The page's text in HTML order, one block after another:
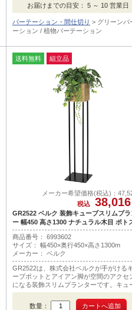
お届けまでの目安： 5 ～ 10 営業日
パーテーション・間仕切り
グリーンパ
ーション / 植物パーテーション
送料無料 組立品
メーカー希望価格(税込)：
税込
38,016
GR2522 ベルク 装飾キューブスリムプラ
ー 幅450 高さ1300 ナチュラル木目 ポト
商品番号： 6993602
サイズ： 幅450×奥行450×高さ1300m
メーカー： ベルク
GR2522は、株式会社ベルクが手がける
ーブポットとアイアン脚が空間のアクセ
になる装飾スリムプランターです。キュ
色はナチュラル木目でフェイクグリーン
インはポトスです。
数量：